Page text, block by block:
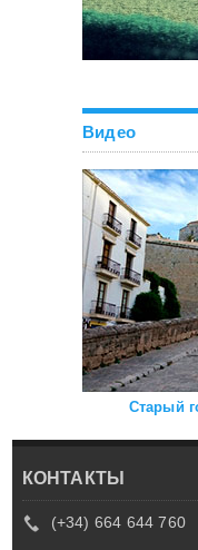
Видео
Старый
КОНТАКТЫ
(+34) 664 644 760